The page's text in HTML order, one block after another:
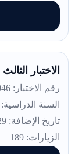
الاختبار
رقم الاختبار: 2046
السنة الدراسية: 2025/2026
تاريخ الإضافة: 29-06-2026
الزيارات: 189